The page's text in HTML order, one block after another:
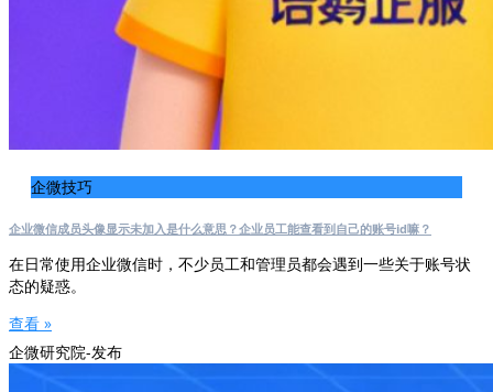
企微技巧
企业微信成员头像显示未加入是什么意思？企业员工能查看到自己的账号id嘛？
在日常使用企业微信时，不少员工和管理员都会遇到一些关于账号状
态的疑惑。
查看 »
企微研究院-发布